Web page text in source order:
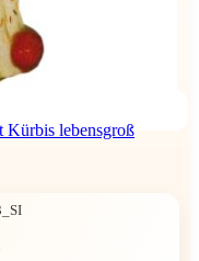
Kürbis lebensgroß